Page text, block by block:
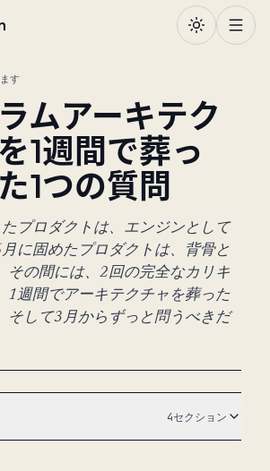
す
ムアーキテク
1週間で葬っ
1つの質問
プロダクトは、エンジンとして
に固めたプロダクトは、背骨と
その間には、2回の完全なカリキ
1週間でアーキテクチャを葬った
そして3月からずっと問うべきだ
4セクション